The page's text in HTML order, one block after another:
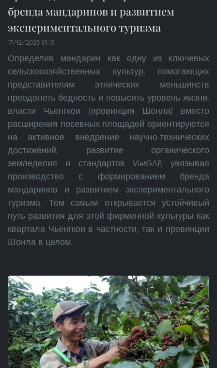
бренда мандаринов и развитием
экспериментального туризма
17/12/2025 01:15
Определив мандарин как одну из ключевых
сельскохозяйственных культур, помогающих
представителям этнических меньшинств
преодолеть бедность и повысить уровень жизни,
власти Чьенгкои (провинция Шонла) вместо
расширения посевных площадей ориентируются
на активное внедрение научно-технических
достижений, развитие органического
земледелия и стандартов VietGAP, увязывая
производство с формированием бренда
мандаринов и развитием экспериментального
туризма. Тем самым открывается устойчивый
путь развития для этой фирменной культуры как
квартала Чьенгкои в частности, так и провинции
Шонла в целом.